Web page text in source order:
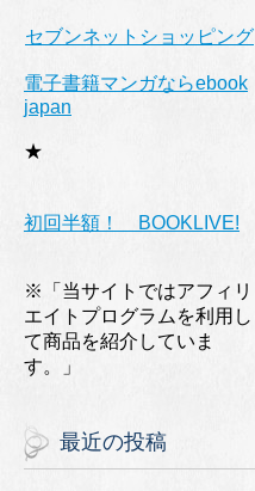
セブンネットショッピング
電子書籍マンガならebook
japan
★
初回半額！ BOOKLIVE!
※「当サイトではアフィリ
エイトプログラムを利用し
て商品を紹介していま
す。」
最近の投稿